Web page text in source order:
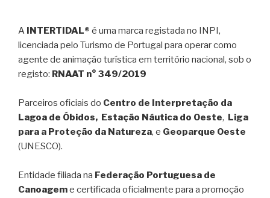
A INTERTIDAL® é uma marca registada no INPI,
licenciada pelo Turismo de Portugal para operar como
agente de animação turística em território nacional, sob o
registo: RNAAT n° 349/2019
Parceiros oficiais do Centro de Interpretação da
Lagoa de Óbidos, Estação Náutica do Oeste, Liga
para a Proteção da Natureza, e Geoparque Oeste
(UNESCO).
Entidade filiada na Federação Portuguesa de
Canoageme certificada oficialmente para a promoção